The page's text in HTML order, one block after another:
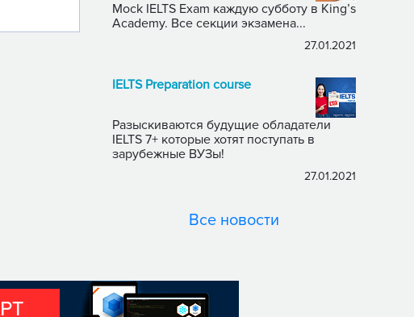
Mock IELTS Exam каждую субботу в King’s
Academy. Все секции экзамена...
27.01.2021
IELTS Preparation course
Разыскиваются будущие обладатели
IELTS 7+ которые хотят поступать в
зарубежные ВУЗы!
27.01.2021
Все новости